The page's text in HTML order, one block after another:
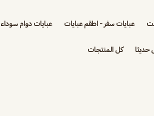
عبايات سفر - اطقم عبايات عبايات دوام سوداء
كل المنتجات